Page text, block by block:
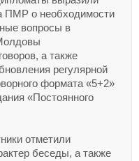
ПМР о необходимости
вопросы в
а также
регулярной
формата «5+2»
«Постоянного
отметили
беседы, а также